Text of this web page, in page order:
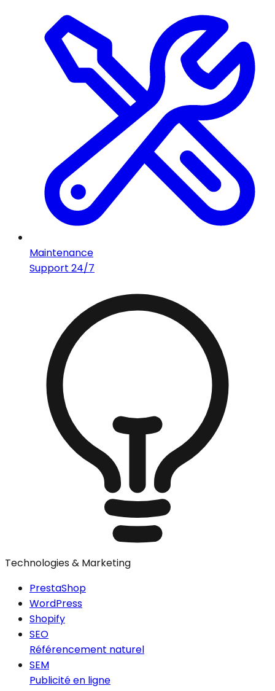
Maintenance
Support 24/7
Technologies & Marketing
PrestaShop
WordPress
Shopify
SEO
Référencement naturel
SEM
Publicité en ligne